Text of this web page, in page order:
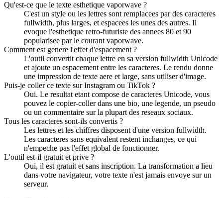
Qu'est-ce que le texte esthetique vaporwave ?
C'est un style ou les lettres sont remplacees par des caracteres
fullwidth, plus larges, et espacees les unes des autres. Il
evoque l'esthetique retro-futuriste des annees 80 et 90
popularisee par le courant vaporwave.
Comment est genere l'effet d'espacement ?
L'outil convertit chaque lettre en sa version fullwidth Unicode
et ajoute un espacement entre les caracteres. Le rendu donne
une impression de texte aere et large, sans utiliser d'image.
Puis-je coller ce texte sur Instagram ou TikTok ?
Oui. Le resultat etant compose de caracteres Unicode, vous
pouvez le copier-coller dans une bio, une legende, un pseudo
ou un commentaire sur la plupart des reseaux sociaux.
Tous les caracteres sont-ils convertis ?
Les lettres et les chiffres disposent d'une version fullwidth.
Les caracteres sans equivalent restent inchanges, ce qui
n'empeche pas l'effet global de fonctionner.
L'outil est-il gratuit et prive ?
Oui, il est gratuit et sans inscription. La transformation a lieu
dans votre navigateur, votre texte n'est jamais envoye sur un
serveur.